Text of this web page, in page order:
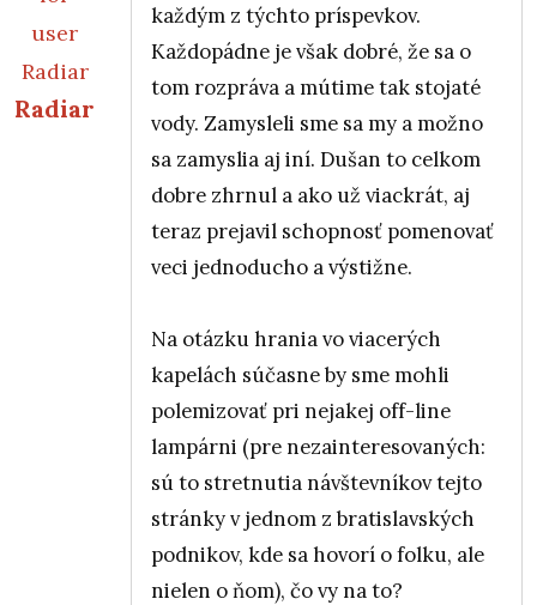
Radiar
každým z týchto príspevkov.
Každopádne je však dobré, že sa o
tom rozpráva a mútime tak stojaté
vody. Zamysleli sme sa my a možno
sa zamyslia aj iní. Dušan to celkom
dobre zhrnul a ako už viackrát, aj
teraz prejavil schopnosť pomenovať
veci jednoducho a výstižne.
Na otázku hrania vo viacerých
kapelách súčasne by sme mohli
polemizovať pri nejakej off-line
lampárni (pre nezainteresovaných:
sú to stretnutia návštevníkov tejto
stránky v jednom z bratislavských
podnikov, kde sa hovorí o folku, ale
nielen o ňom), čo vy na to?